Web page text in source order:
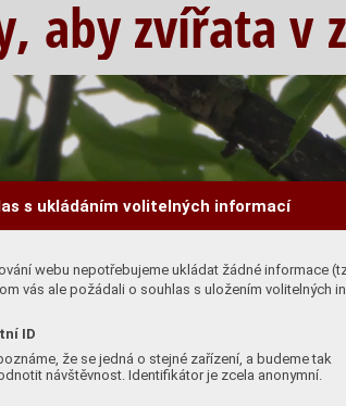
s ukládáním volitelných informací
webu nepotřebujeme ukládat žádné informace
vás ale požádali o souhlas s uložením volitelných
ID
že se jedná o stejné zařízení, a budeme tak
návštěvnost. Identifikátor je zcela anonymní.
aby zvířata v